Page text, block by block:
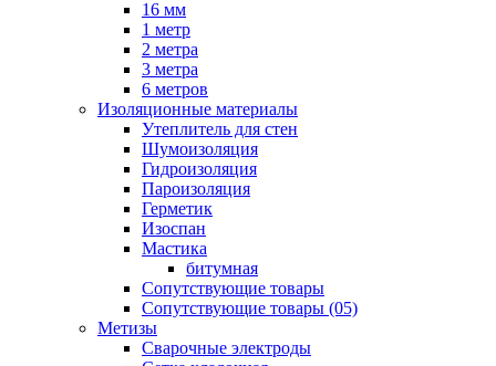
16 мм
1 метр
2 метра
3 метра
6 метров
Изоляционные материалы
Утеплитель для стен
Шумоизоляция
Гидроизоляция
Пароизоляция
Герметик
Изоспан
Мастика
битумная
Сопутствующие товары
Сопутствующие товары (05)
Метизы
Сварочные электроды